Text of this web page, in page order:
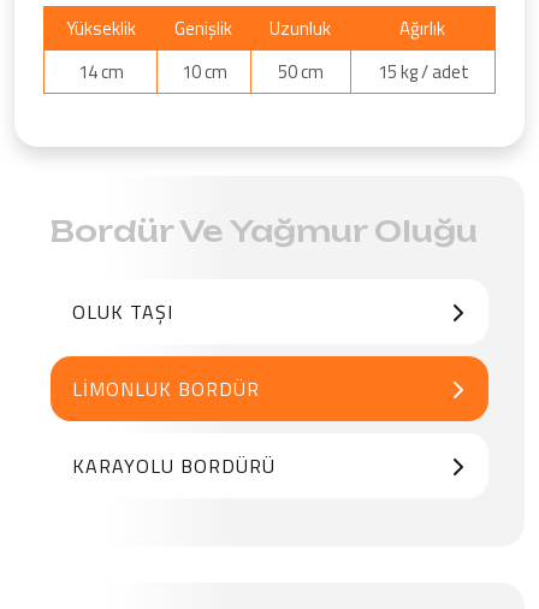
Yükseklik Genişlik Uzunluk
Ağırlık
14 cm
10 cm 50 cm 15 kg / adet
Bordür Ve Yağmur Oluğu
OLUK TAŞI
LIMONLUK BORDÜR
KARAYOLU BORDÜRÜ